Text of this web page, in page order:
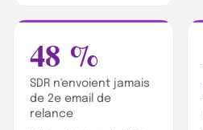
48 %
SDR n'envoient jamais
de 2e email de
relance